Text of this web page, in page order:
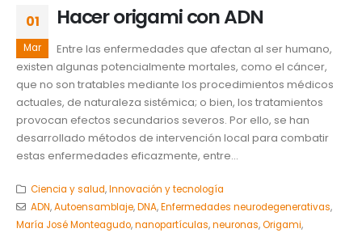
01
Mar
Hacer origami con ADN
Entre las enfermedades que afectan al ser humano,
existen algunas potencialmente mortales, como el cáncer,
que no son tratables mediante los procedimientos médicos
actuales, de naturaleza sistémica; o bien, los tratamientos
provocan efectos secundarios severos. Por ello, se han
desarrollado métodos de intervención local para combatir
estas enfermedades eficazmente, entre...
Ciencia y salud,Innovación y tecnología
ADN,Autoensamblaje,DNA,Enfermedades neurodegenerativas,
María José Monteagudo,nanopartículas,neuronas,Origami,